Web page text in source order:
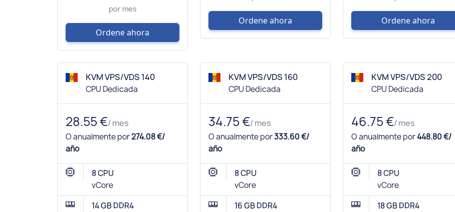
por mes
Ordene ahora
Ordene ahora Ordene ahora
KVM VPS/VDS 140
CPU Dedicada
28.55 €/ mes
O anualmente por274.08 €/
año
8 CPU
vCore
14 GB DDR4
KVM VPS/VDS 160
CPU Dedicada
34.75 €/ mes
O anualmente por333.60 €/
año
8 CPU
vCore
16 GB DDR4
KVM VPS/VDS 200
CPU Dedicada
46.75 €/ mes
O anualmente por448.80 €/
año
8 CPU
vCore
18 GB DDR4